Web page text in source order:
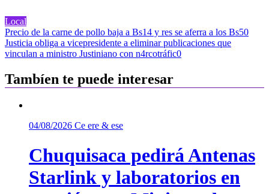
Local
Navegación
de
Precio de la carne de pollo baja a Bs14 y res se aferra a los Bs50
Justicia obliga a vicepresidente a eliminar publicaciones que
vinculan a ministro Justiniano con n4rcotráfic0
Tambíen te puede interesar
04/08/2026 Ce ere & ese
Chuquisaca pedirá Antenas
Starlink y laboratorios en